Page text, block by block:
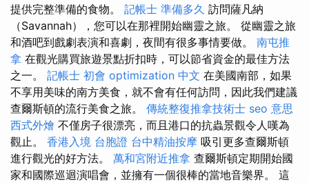
提供完整準備的食物。 記帳士 準備多久 訪問薩凡納
（Savannah），您可以在那裡開始幽靈之旅。 從幽靈之旅
和酒吧到戲劇表演和喜劇，夜間有很多事情要做。 南屯推
拿 在觀光購買旅遊景點折扣時，可以節省資金的最佳方法
之一。 記帳士 初會 optimization 中文 在美國南部，如果
不享用美味的南方美食，就不會有任何訪問，因此我們建議
查爾斯頓的流行美食之旅。 傳統整復推拿技術士 seo 意思
西式外燴 不僅房子很漂亮，而且港口的抗蟲景觀令人嘆為
觀止。 香港入境 台胞證 台中精油按摩 吸引更多查爾斯頓
進行觀光的好方法。 萬和宮附近推拿 查爾斯頓定期開始國
家和國際巡迴演唱會，並擁有一個很棒的當地音樂界。 這